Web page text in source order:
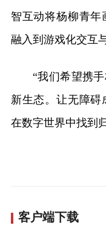
智互动将杨柳青
融入到游戏化交互
“我们希望携
新生态。让无障
在数字世界中找到
客户端下载